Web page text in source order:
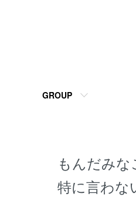
GROUP
もんだみな
特に言わな